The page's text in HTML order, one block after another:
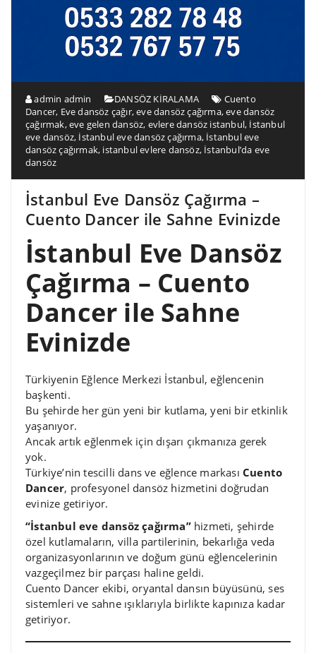
admin admin DANSÖZ KİRALAMA
Cuento
Dancer, Eve dansöz çağır,eve dansöz çağırma,eve dansöz
çağırmak,eve gelen dansöz, evlere dansöz istanbul, İstanbul
eve dansöz, İstanbul eve dansöz çağırma, İstanbul eve
dansöz çağırmak, istanbul evlere dansöz, İstanbul’da eve
dansöz
İstanbul Eve Dansöz Çağırma –
Cuento Dancer ile Sahne Evinizde
İstanbul Eve Dansöz
Çağırma – Cuento
Dancer ile Sahne
Evinizde
Türkiyenin Eğlence Merkezi İstanbul, eğlencenin
başkenti.
Bu şehirde her gün yeni bir kutlama, yeni bir etkinlik
yaşanıyor.
Ancak artık eğlenmek için dışarı çıkmanıza gerek
yok.
Türkiye’nin tescilli dans ve eğlence markası Cuento
Dancer, profesyonel dansöz hizmetini doğrudan
evinize getiriyor.
“İstanbul eve dansöz çağırma”hizmeti, şehirde
özel kutlamaların, villa partilerinin, bekarlığa veda
organizasyonlarının ve doğum günü eğlencelerinin
vazgeçilmez bir parçası haline geldi.
Cuento Dancer ekibi, oryantal dansın büyüsünü, ses
sistemleri ve sahne ışıklarıyla birlikte kapınıza kadar
getiriyor.